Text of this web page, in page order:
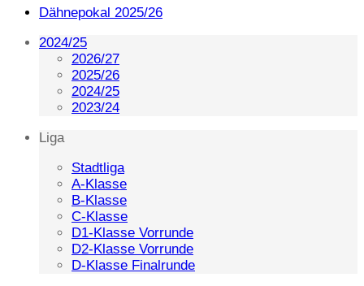
Dähnepokal 2025/26
2024/25
2026/27
2025/26
2024/25
2023/24
Liga
Stadtliga
A-Klasse
B-Klasse
C-Klasse
D1-Klasse Vorrunde
D2-Klasse Vorrunde
D-Klasse Finalrunde